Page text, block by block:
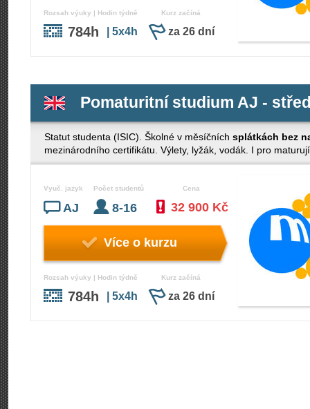
Rozsah výuky | Hodin týdně
784h | 5x4h
Kurz začíná
za 26 dní
Pomaturitní studium AJ -
Statut studenta (ISIC). Školné v měsíčních splátkách bez
mezinárodního certifikátu. Výlety, lyžák, vodák. I pro
Vyuč. jazyk
AJ
Počet studentů
8-16
Cena
32 900 Kč
Více o kurzu
Rozsah výuky | Hodin týdně
784h | 5x4h
Kurz začíná
za 26 dní